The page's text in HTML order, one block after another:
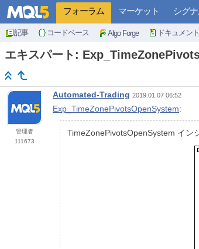
フォーラム マーケット シグ
記事 コードベース Algo Forge ドキュメント
エキスパート:
管理者
111673
Automated-Trading 2019.01.07 06:52
Exp_TimeZonePivotsOpenSystem:
TimeZonePivotsOpenSystem イン